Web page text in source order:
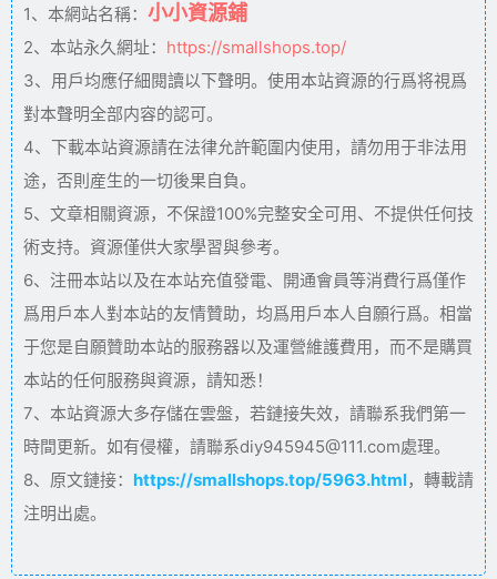
1、本網站名稱： 小小資源鋪
2、本站永久網址： https://smallshops.top/
3、用戶均應仔細閱讀以下聲明。使用本站資源的行爲将視爲
對本聲明全部内容的認可。
4、下載本站資源請在法律允許範圍内使用，請勿用于非法用
途，否則産生的一切後果自負。
5、文章相關資源，不保證100%完整安全可用、不提供任何技
術支持。資源僅供大家學習與參考。
6、注冊本站以及在本站充值發電、開通會員等消費行爲僅作
爲用戶本人對本站的友情贊助，均爲用戶本人自願行爲。相當
于您是自願贊助本站的服務器以及運營維護費用，而不是購買
本站的任何服務與資源，請知悉！
7、本站資源大多存儲在雲盤，若鏈接失效，請聯系我們第一
時間更新。如有侵權，請聯系diy945945@111.com處理。
8、原文鏈接： https://smallshops.top/5963.html，轉載請
注明出處。